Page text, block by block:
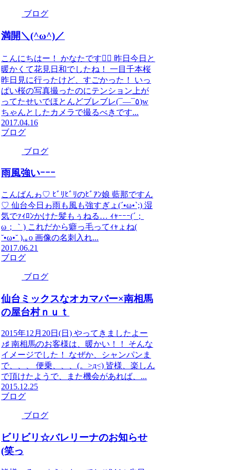
ブログ
満開＼(^ω^)／
こんにちはー！ かなたです✋🏻 昨日今日と
暖かくて花見日和でしたね！ 一目千本桜
昨日見に行ったけど、すごかった！ いっ
ぱい桜の写真撮ったのにテンション上が
ってたせいでほとんどブレブレ(¯―¯٥)w
ちゃんとしたカメラで撮るべきです...
2017.04.16
ブログ
ブログ
雨風強いｰｰｰ
こんばんゎ♡ ﾋﾞﾘﾋﾞﾘのﾋﾞｱﾝ娘 藍那ですん
♡ 仙台今日ゎ雨も風も強すぎょ(´•ω•`;) 湿
気でｧｨﾛﾝかけた髪もぅねる… ｨｬｰｰｰ(´；
ω；｀) これだから癖っ毛ってｨｬょね(
˘•ω•˘ ).｡o 画像の名刺入れ...
2017.06.21
ブログ
ブログ
仙台ミックスなオカマバー×南相馬
の屋台村ｎｕｔ
2015年12月20日(日) やってきましたよー
♪♯ 南相馬のお客様は、暖かい！！ そんな
イメージでした！ なぜか、シャンパンま
で、、、 便乗、、、(。>д<) 皆様、楽しん
で頂けたようで、また機会があれば、...
2015.12.25
ブログ
ブログ
ビリビリ☆バレリーナのお知らせ
(笑っ